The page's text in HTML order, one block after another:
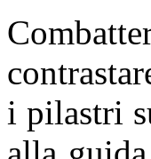
i pilastri